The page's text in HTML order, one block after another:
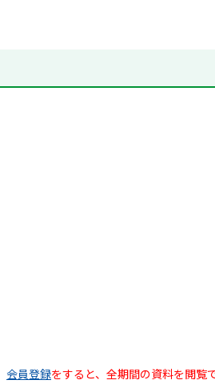
会員登録をすると、全期間の資料を閲覧